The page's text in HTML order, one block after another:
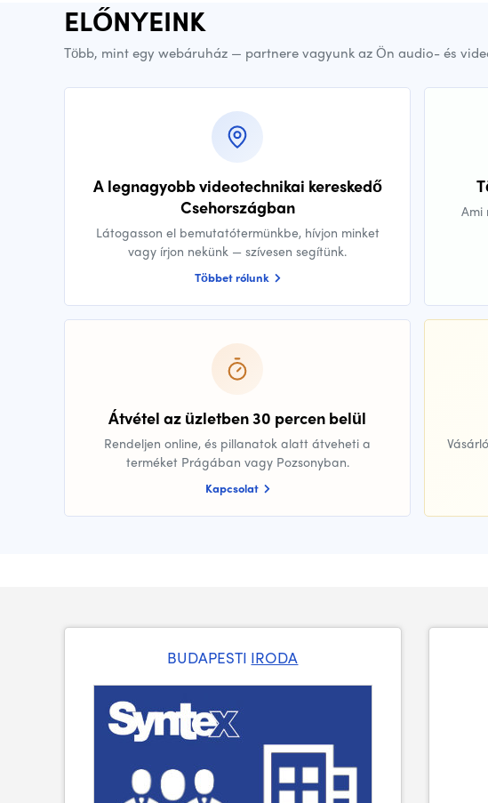
ELŐNYEINK
Több, mint egy webáruház — partnere vagyunk az Ön audio- és
A legnagyobb videotechnikai kereskedő
Csehországban
Látogasson el bemutatótermünkbe, hívjon minket
vagy írjon nekünk — szívesen segítünk.
Többet rólunk
Ami
Átvétel az üzletben 30 percen belül
Rendeljen online, és pillanatok alatt átveheti a
terméket Prágában vagy Pozsonyban.
Kapcsolat
BUDAPESTI IRODA